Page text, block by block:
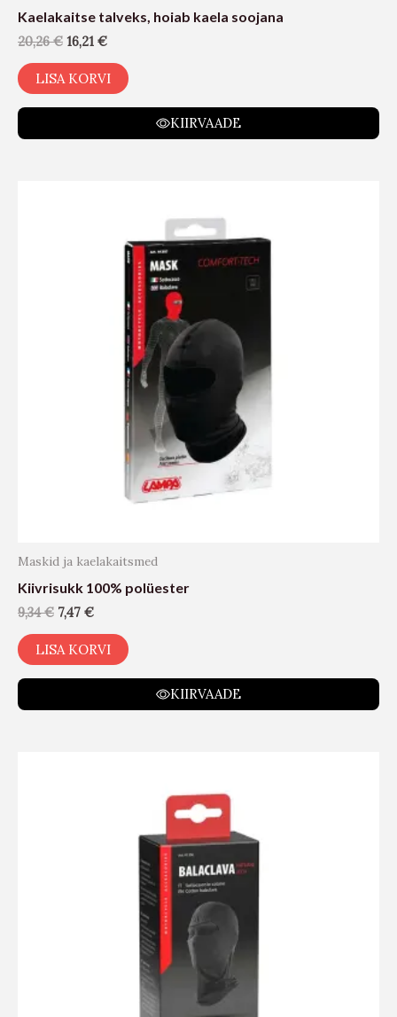
Kaelakaitse talveks, hoiab kaela soojana
20,26€ 16,21 €
LISA KORVI
KIIRVAADE
Maskid ja kaelakaitsmed
Kiivrisukk 100% polüester
9,34€ 7,47 €
LISA KORVI
KIIRVAADE